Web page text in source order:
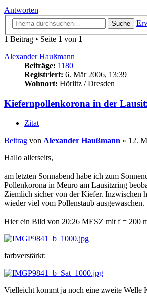
Antworten
Suche
1 Beitrag • Seite 1 von 1
Alexander Haußmann
Beiträge: 1180
Registriert: 6. Mär 2006, 13:39
Wohnort: Hörlitz / Dresden
Kiefernpollenkorona in der
Zitat
Beitrag von Alexander Haußmann » 12.
Hallo allerseits,
am letzten Sonnabend habe ich zum
Pollenkorona in Meuro am Lausitzring
Ziemlich sicher von der Kiefer. Inzwischen
wieder viel vom Pollenstaub ausgewaschen.
Hier ein Bild von 20:26 MESZ mit f = 200
farbverstärkt:
Vielleicht kommt ja noch eine zweite Welle